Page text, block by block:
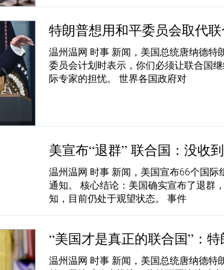
特朗普想用和平委员会取代联
温州温网 时事 新闻，美国总统唐纳德特
委员会计划时表示，你们必须让联合国
际专家的担忧。 世界各国政府对
美宣布“退群” 联合国：没收
温州温网 时事 新闻，美国宣布66个国
通知。 核心结论：美国确实宣布了退群
知，目前仍处于观望状态。 事件
“美国才是真正的联合国”：
温州温网 时事 新闻，美国总统唐纳德特